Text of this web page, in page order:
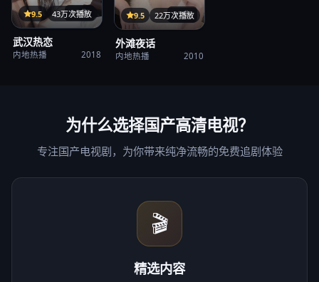
35集
9.5 43万次播放
武汉热恋
内地热播 2018
37集
9.5 22万次播放
外滩夜话
内地热播 2010
为什么选择国产高清电视？
专注国产电视剧，为你带来纯净流畅的免费追剧体验
🎬
精选内容